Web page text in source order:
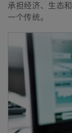
承担经济、生态
一个传统。